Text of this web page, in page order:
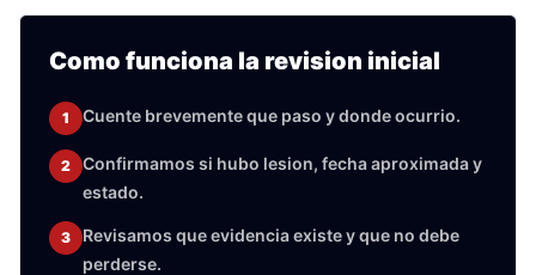
Como funciona la revision inicial
1 Cuente brevemente que paso y donde ocurrio.
2
Confirmamos si hubo lesion, fecha aproximada y
estado.
3
Revisamos que evidencia existe y que no debe
perderse.